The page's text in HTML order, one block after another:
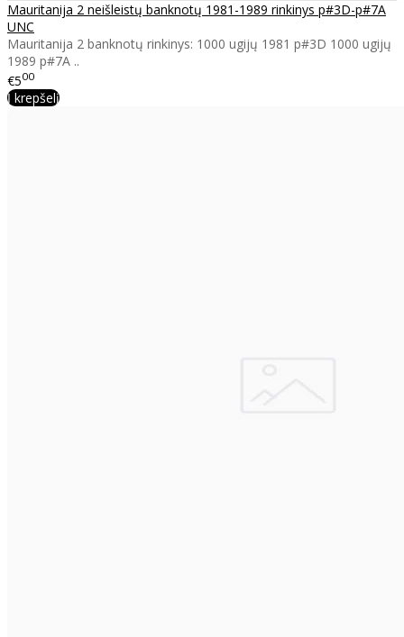
Mauritanija 2 neišleistų banknotų 1981-1989 rinkinys p#3D-p#7A
UNC
Mauritanija 2 banknotų rinkinys: 1000 ugijų 1981 p#3D 1000 ugijų
1989 p#7A ..
€500
Į krepšelį